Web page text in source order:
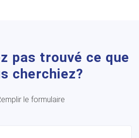
pas trouvé ce que
cherchiez?
le formulaire